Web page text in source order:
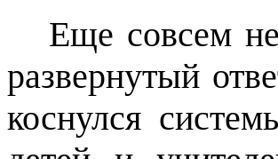
Еще совсем
развернутый
коснулся